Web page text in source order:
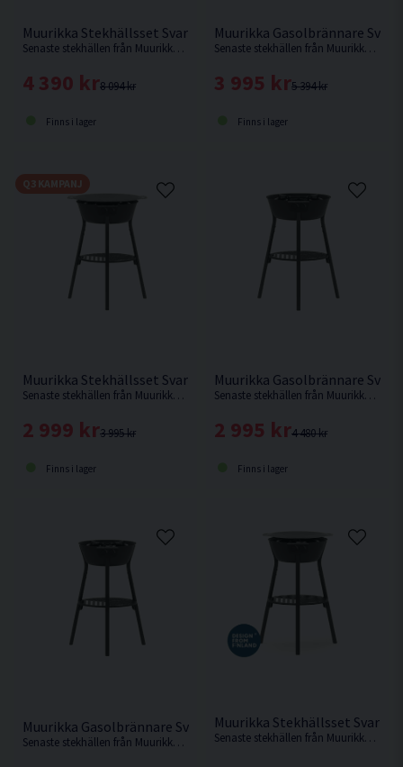
Muurikka Stekhällsset Svart 78LL
Senaste stekhällen från Muurikka med förbättrat vindskydd, gasolreglage samt tändfunktion.
8 094 kr
4 390 kr
Finns i lager
Muurikka Gasolbrännare Svart
Senaste stekhällen från Muurikka med förbättrat vindskydd, gasolreglage samt tändfunktion.
5 394 kr
3 995 kr
Finns i lager
Muurikka Stekhällsset Svart 58LL
Senaste stekhällen från Muurikka med förbättrat vindskydd, gasolreglage samt tändfunktion.
3 995 kr
2 999 kr
Finns i lager
Q3 KAMPANJ
Muurikka Gasolbrännare Svart
Senaste stekhällen från Muurikka med förbättrat vindskydd, gasolreglage samt tändfunktion.
4 480 kr
2 995 kr
Finns i lager
Muurikka Gasolbrännare Svart 48LL
Senaste stekhällen från Muurikka med förbättrat vindskydd, gasolreglage samt tändfunktion.
Muurikka Stekhällsset Svart
Senaste stekhällen från Muurikka med förbättrat vindskydd, gasolreglage samt tändfunktion.